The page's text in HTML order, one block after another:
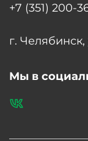
+7 (351) 200-
г.
Мы в